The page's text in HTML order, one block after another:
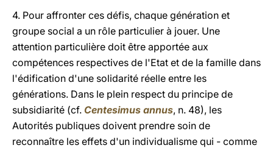
4. Pour affronter ces défis, chaque génération et
groupe social a un rôle particulier à jouer. Une
attention particulière doit être apportée aux
compétences respectives de l'Etat et de la famille dans
l'édification d'une solidarité réelle entre les
générations. Dans le plein respect du principe de
subsidiarité (cf. Centesimus annus, n. 48), les
Autorités publiques doivent prendre soin de
reconnaître les effets d'un individualisme qui - comme